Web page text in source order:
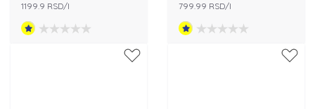
1199.9 RSD/l 799.99 RSD/l